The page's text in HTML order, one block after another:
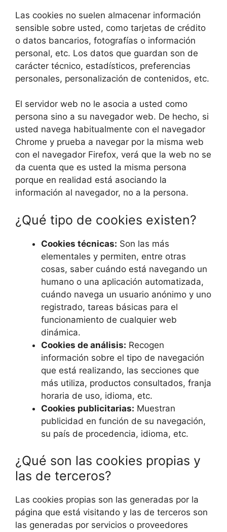
Las cookies no suelen almacenar información
sensible sobre usted, como tarjetas de crédito
o datos bancarios, fotografías o información
personal, etc. Los datos que guardan son de
carácter técnico, estadísticos, preferencias
personales, personalización de contenidos, etc.
El servidor web no le asocia a usted como
persona sino a su navegador web. De hecho, si
usted navega habitualmente con el navegador
Chrome y prueba a navegar por la misma web
con el navegador Firefox, verá que la web no se
da cuenta que es usted la misma persona
porque en realidad está asociando la
información al navegador, no a la persona.
¿Qué tipo de cookies existen?
Cookies técnicas: Son las más
elementales y permiten, entre otras
cosas, saber cuándo está navegando un
humano o una aplicación automatizada,
cuándo navega un usuario anónimo y uno
registrado, tareas básicas para el
funcionamiento de cualquier web
dinámica.
Cookies de análisis: Recogen
información sobre el tipo de navegación
que está realizando, las secciones que
más utiliza, productos consultados, franja
horaria de uso, idioma, etc.
Cookies publicitarias: Muestran
publicidad en función de su navegación,
su país de procedencia, idioma, etc.
¿Qué son las cookies propias y
las de terceros?
Las cookies propias son las generadas por la
página que está visitando y las de terceros son
las generadas por servicios o proveedores